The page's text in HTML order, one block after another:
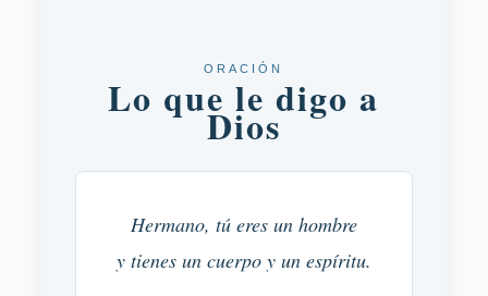
ORACIÓN
Lo que le digo a
Dios
Hermano, tú eres un hombre
y tienes un cuerpo y un espíritu.